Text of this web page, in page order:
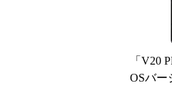
「V20
OSバー